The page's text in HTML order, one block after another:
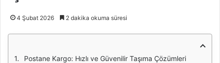
4 Şubat 2026 2 dakika okuma süresi
Postane Kargo: Hızlı ve Güvenilir Taşıma Çözümleri